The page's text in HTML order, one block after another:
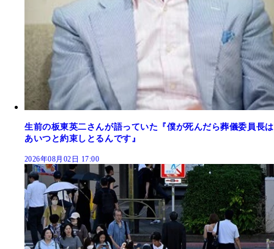
生前の板東英二さんが語っていた『僕が死んだら葬儀委員長は
あいつと約束しとるんです』
2026年08月02日 17:00